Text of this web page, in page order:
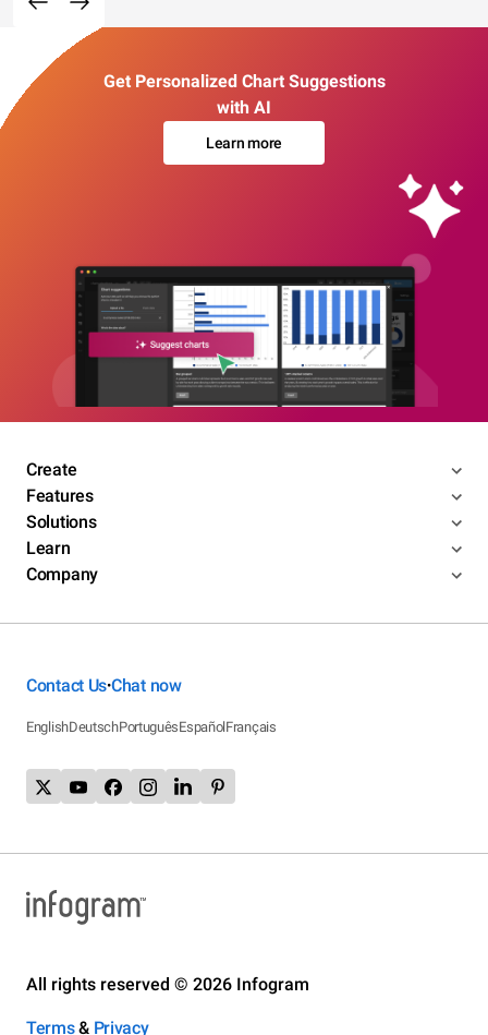
Get Personalized Chart Suggestions
with AI
Learn more
Create
Features
Solutions
Learn
Company
Contact Us•Chat now
EnglishDeutschPortuguêsEspañolFrançais
All rights reserved © 2026 Infogram
Terms& Privacy